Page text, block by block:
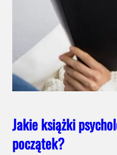
Jakie książki
początek?